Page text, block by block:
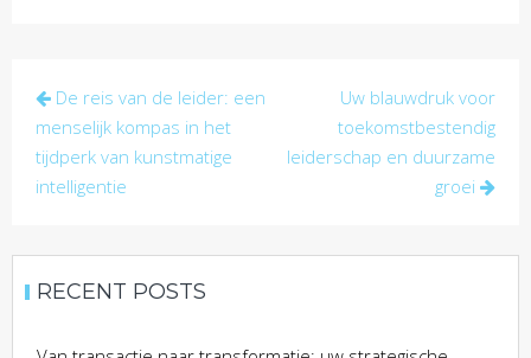
Post
navigation
De reis van de leider: een
menselijk kompas in het
tijdperk van kunstmatige
intelligentie
Uw blauwdruk voor
toekomstbestendig
leiderschap en duurzame
groei
RECENT POSTS